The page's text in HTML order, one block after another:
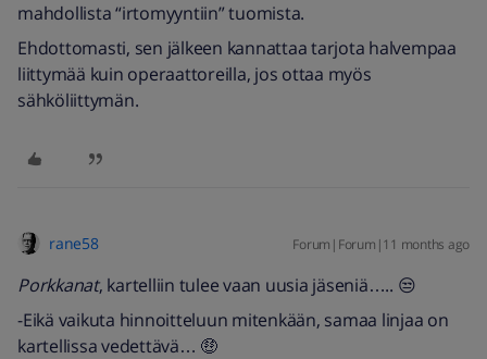
mahdollista “irtomyyntiin” tuomista.
Ehdottomasti, sen jälkeen kannattaa tarjota halvempaa
liittymää kuin operaattoreilla, jos ottaa myös
sähköliittymän.
rane58 Forum|Forum|11 months ago
Porkkanat, kartelliin tulee vaan uusia jäseniä….. 😒
-Eikä vaikuta hinnoitteluun mitenkään, samaa linjaa on
kartellissa vedettävä… 🤑